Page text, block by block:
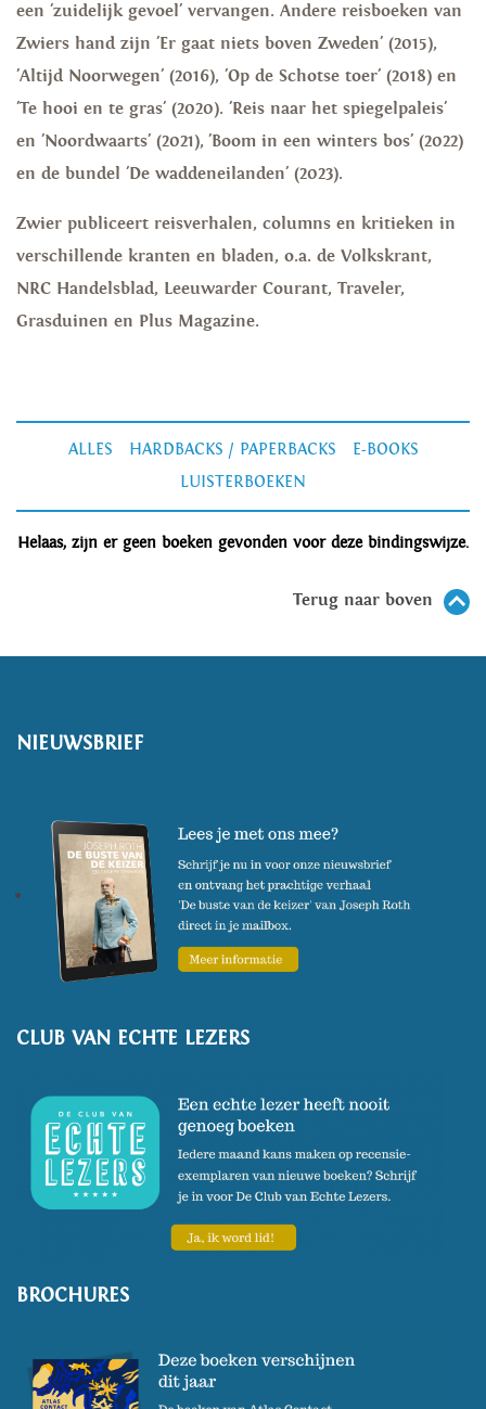
een 'zuidelijk gevoel' vervangen. Andere reisboeken van
Zwiers hand zijn 'Er gaat niets boven Zweden' (2015),
'Altijd Noorwegen' (2016), 'Op de Schotse toer' (2018) en
'Te hooi en te gras' (2020). 'Reis naar het spiegelpaleis'
en 'Noordwaarts' (2021), 'Boom in een winters bos' (2022)
en de bundel 'De waddeneilanden' (2023).
Zwier publiceert reisverhalen, columns en kritieken in
verschillende kranten en bladen, o.a. de Volkskrant,
NRC Handelsblad, Leeuwarder Courant, Traveler,
Grasduinen en Plus Magazine.
ALLES HARDBACKS / PAPERBACKS
E-BOOKS
LUISTERBOEKEN
Helaas, zijn er geen boeken gevonden voor deze bindingswijze.
Terug naar boven
NIEUWSBRIEF
CLUB VAN ECHTE LEZERS
BROCHURES